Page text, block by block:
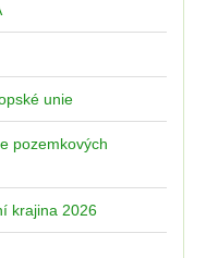
unie
pozemkových
krajina 2026